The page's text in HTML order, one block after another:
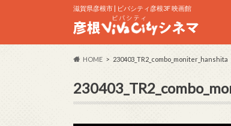
滋賀県彦根市 | ビバシティ彦根3F 映画館
HOME 230403_TR2_combo_moniter_hanshita